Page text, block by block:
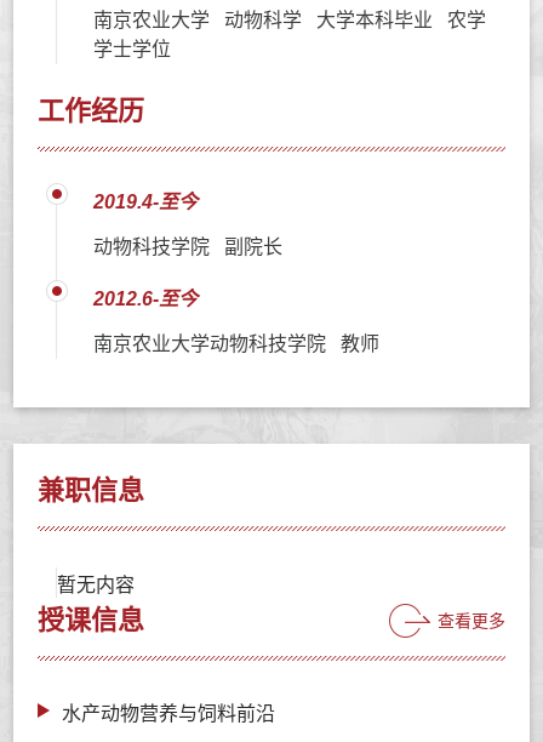
南京农业大学 动物科学 大学本科毕业 农学
学士学位
工作经历
2019.4-至今
动物科技学院 副院长
2012.6-至今
南京农业大学动物科技学院 教师
兼职信息
暂无内容
授课信息 查看更多
水产动物营养与饲料前沿